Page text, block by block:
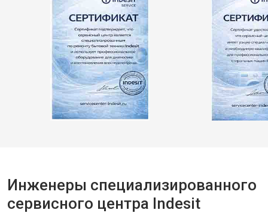
Инженеры специализированного
сервисного центра Indesit